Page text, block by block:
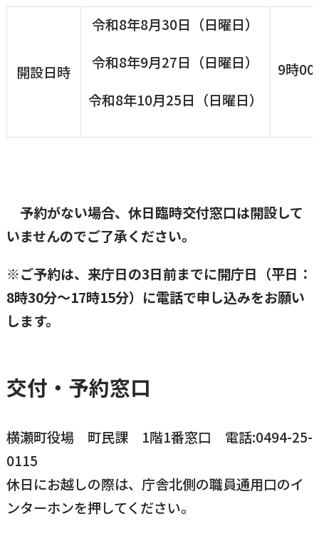
暮らしの便利帳「わかる」
自治体間連携
開設日時
令和8年8月30日（日曜日）
令和8年9月27日（日曜日）
令和8年10月25日（日曜日）
9時
予約がない場合、休日臨時交付窓口は開設して
いませんのでご了承ください。
※ご予約は、来庁日の3日前までに開庁日（平日：
8時30分～17時15分）に電話で申し込みをお願い
します。
交付・予約窓口
横瀬町役場 町民課 1階1番窓口 電話:0494-25-
0115
休日にお越しの際は、庁舎北側の職員通用口のイ
ンターホンを押してください。